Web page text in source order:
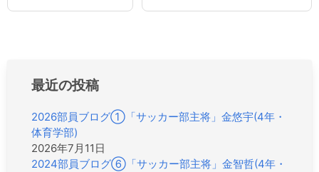
ゲ
最近の投稿
2026部員ブログ①「サッカー部主将」金悠宇(4年・
体育学部)
2026年7月11日
2024部員ブログ⑥「サッカー部主将」金智哲(4年・